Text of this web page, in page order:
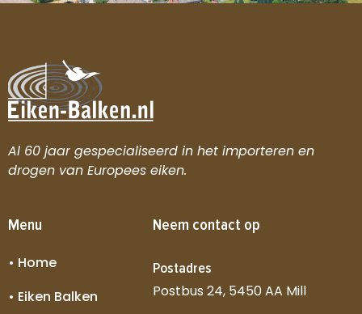
Al 60 jaar gespecialiseerd in het importeren en
drogen van Europees eiken.
Menu
• Home
• Eiken Balken
Neem contact op
Postadres
Postbus 24, 5450 AA Mill